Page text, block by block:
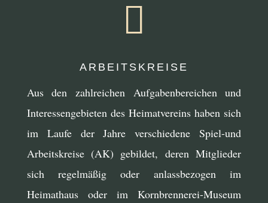

ARBEITSKREISE
Aus den zahlreichen Aufgabenbereichen und
Interessengebieten des Heimatvereins haben sich
im Laufe der Jahre verschiedene Spiel-und
Arbeitskreise (AK) gebildet, deren Mitglieder
sich regelmäßig oder anlassbezogen im
Heimathaus oder im Kornbrennerei-Museum